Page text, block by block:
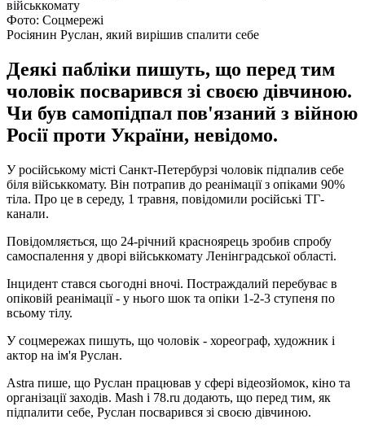
Фото: Соцмережі
Росіянин Руслан, який вирішив спалити себе
Деякі пабліки пишуть, що перед тим
чоловік посварився зі своєю дівчиною.
Чи був самопідпал пов'язаний з війною
Росії проти України, невідомо.
У російському місті Санкт-Петербурзі чоловік підпалив себе
біля військкомату. Він потрапив до реанімації з опіками 90%
тіла. Про це в середу, 1 травня, повідомили російські ТГ-
канали.
Повідомляється, що 24-річний красноярець зробив спробу
самоспалення у дворі військкомату Ленінградської області.
Інцидент стався сьогодні вночі. Постраждалий перебуває в
опіковій реанімації - у нього шок та опіки 1-2-3 ступеня по
всьому тілу.
У соцмережах пишуть, що чоловік - хореограф, художник і
актор на ім'я Руслан.
Astra пише, що Руслан працював у сфері відеозйомок, кіно та
організації заходів. Mash і 78.ru додають, що перед тим, як
підпалити себе, Руслан посварився зі своєю дівчиною.